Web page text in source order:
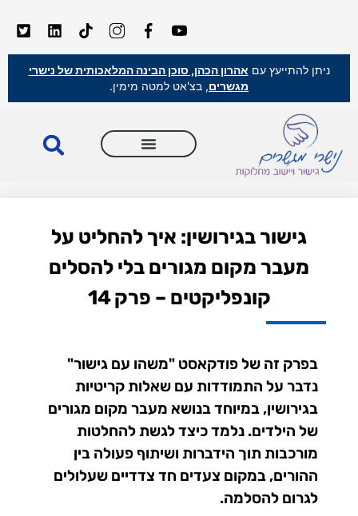
ניתן להתייעץ עם אהרון הכהן, סוכן הבינה המלאכותית של נישרי
מגשרים, בצ'אט למטה מימין.
גישור בגירושין: איך להחליט על
מעבר מקום מגורים בלי להסלים
קונפליקטים – פרק 14
בפרק זה של פודקאסט "משהו עם גישור"
נדבר על התמודדות עם שאלות קריטיות
בגירושין, במיוחד בנושא מעבר מקום מגורים
של הילדים. נלמד כיצד לגשת להחלטות
מורכבות תוך הידברות ושיתוף פעולה בין
ההורים, במקום צעדים חד צדדיים שעלולים
לגרום להסלמה.